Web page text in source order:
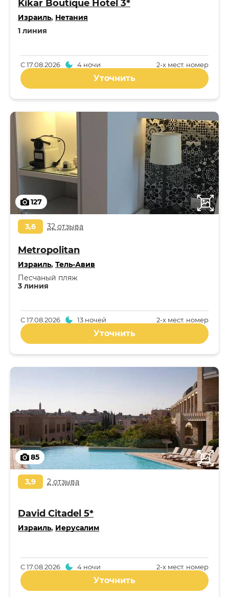
Kikar Boutique Hotel 3*
Израиль, Нетания
1 линия
2-x мест. номер
С17.08.2026 4 ночи
Уточнить
127
3,6 32 отзыва
Metropolitan
Израиль, Тель-Авив
3 линия
Песчаный пляж
2-x мест. номер
С17.08.2026 13 ночей
Уточнить
85
3,9 2 отзыва
David Citadel 5*
Израиль, Иерусалим
2-x мест. номер
С17.08.2026 4 ночи
Уточнить